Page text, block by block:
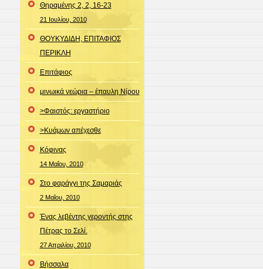
Θηραμένης 2, 2, 16-23
21 Ιουλίου, 2010
ΘΟΥΚΥΔΙΔΗ, ΕΠΙΤΑΦΙΟΣ
ΠΕΡΙΚΛΗ
Επιτάφιος
μινωικά νεώρια – έπαυλη Νίρου
>Φαιστός: εργαστήριο
>Κυάμων απέχεσθε
Κόφινας
14 Μαΐου, 2010
Στο φαράγγι της Σαμαριάς
2 Μαΐου, 2010
Ένας λεβέντης γεροντής στης
Πέτρας το Σελί.
27 Απριλίου, 2010
Bήσσαλα